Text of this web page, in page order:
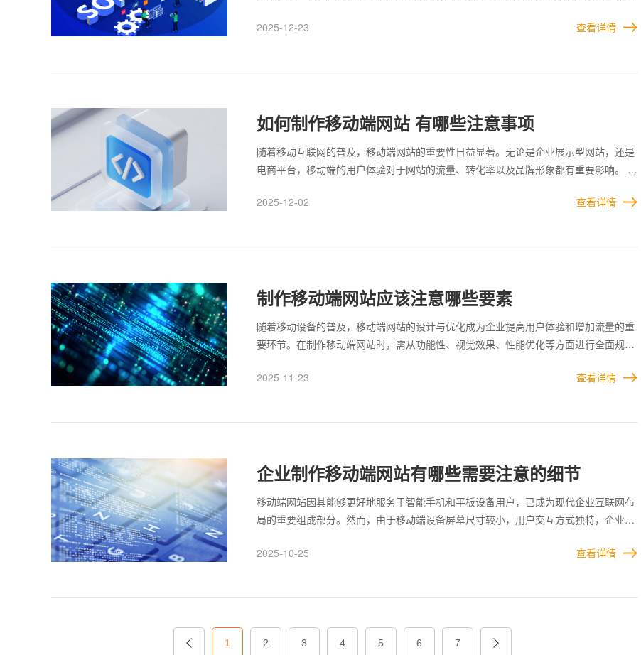
人工智能定制开发
优势
应式设计到内容优化，再到安全保障与持续维护，每个环节都不可忽视。 只有遵循这些
2025-12-23 查看详情
如何制作移动端网站 有哪些注意事项
随着移动互联网的普及，移动端网站的重要性日益显著。无论是企业展示型网站，还是
电商平台，移动端的用户体验对于网站的流量、转化率以及品牌形象都有重要影响。 在
端网站是一项需要通盘考虑用户体验、技术实现与性能优化的系统工程。通过合理的设
2025-12-02 查看详情
制作移动端网站应该注意哪些要素
随着移动设备的普及，移动端网站的设计与优化成为企业提高用户体验和增加流量的重
要环节。在制作移动端网站时，需从功能性、视觉效果、性能优化等方面进行全面规
双重配合的工作。在操作过程中应从用户角度出发，关注细节，最大化提升用户体验，
2025-11-23 查看详情
企业制作移动端网站有哪些需要注意的细节
移动端网站因其能够更好地服务于智能手机和平板设备用户，已成为现代企业互联网布
局的重要组成部分。然而，由于移动端设备屏幕尺寸较小，用户交互方式独特，企业在
传统的PC不同，移动端网站相当于把所有的内容全部浓缩在巴掌大小的手机屏幕上，
2025-10-25 查看详情
1 2 3 4 5 6 7